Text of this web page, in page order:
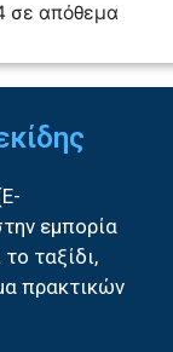
σε απόθεμα
εμπορία
ταξίδι,
πρακτικών